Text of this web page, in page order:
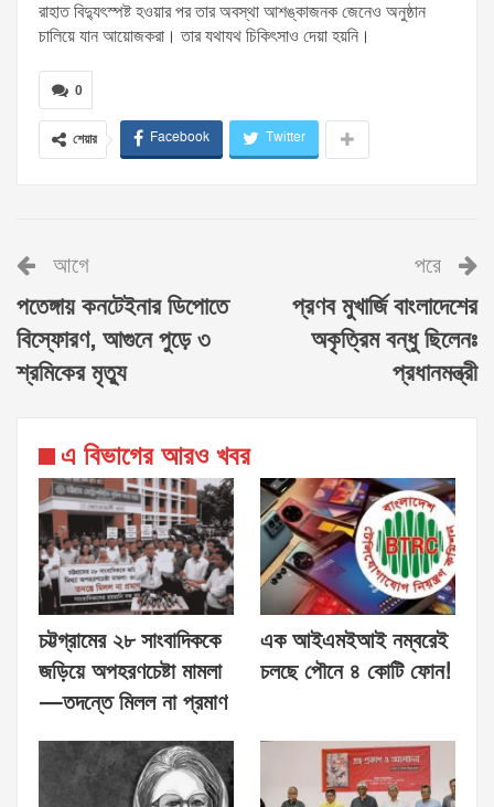
রাহাত বিদ্যুৎস্পষ্ট হওয়ার পর তার অবস্থা আশঙ্কাজনক জেনেও অনুষ্ঠান
চালিয়ে যান আয়োজকরা। তার যথাযথ চিকিৎসাও দেয়া হয়নি।
0
শেয়ার Facebook Twitter
আগে
পতেঙ্গায় কনটেইনার ডিপোতে
বিস্ফোরণ, আগুনে পুড়ে ৩
শ্রমিকের মৃত্যু
পরে
প্রণব মুখার্জি বাংলাদেশের
অকৃত্রিম বন্ধু ছিলেনঃ
প্রধানমন্ত্রী
এ বিভাগের আরও খবর
চট্টগ্রামের ২৮ সাংবাদিককে
জড়িয়ে অপহরণচেষ্টা মামলা
—তদন্তে মিলল না প্রমাণ
এক আইএমইআই নম্বরেই
চলছে পৌনে ৪ কোটি ফোন!